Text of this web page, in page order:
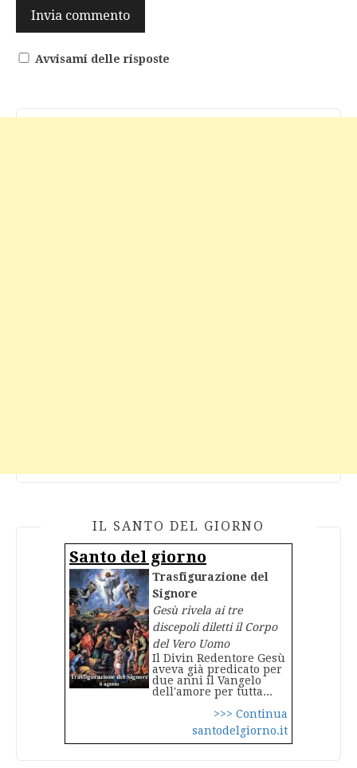
Avvisami delle risposte
IL SANTO DEL GIORNO
Santo del giorno
Trasfigurazione del
Signore
Gesù rivela ai tre
discepoli diletti il Corpo
del Vero Uomo
Il Divin Redentore Gesù
aveva già predicato per
due anni il Vangelo
dell'amore per tutta...
>>> Continua
santodelgiorno.it